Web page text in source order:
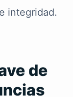
integridad.
de